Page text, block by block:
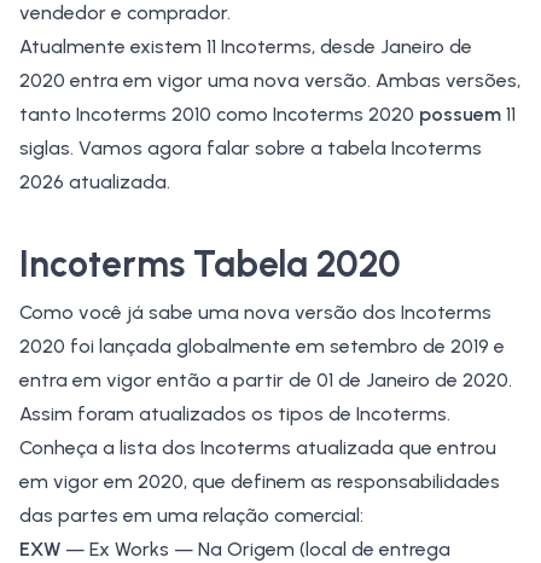
vendedor e comprador.
Atualmente existem 11 Incoterms, desde Janeiro de
2020 entra em vigor uma nova versão. Ambas versões,
tanto Incoterms 2010 como Incoterms 2020 possuem 11
siglas. Vamos agora falar sobre a tabela Incoterms
2026 atualizada.
Incoterms Tabela 2020
Como você já sabe uma nova versão dos Incoterms
2020 foi lançada globalmente em setembro de 2019 e
entra em vigor então a partir de 01 de Janeiro de 2020.
Assim foram atualizados os tipos de Incoterms.
Conheça a lista dos Incoterms atualizada que entrou
em vigor em 2020, que definem as responsabilidades
das partes em uma relação comercial:
EXW — Ex Works — Na Origem (local de entrega